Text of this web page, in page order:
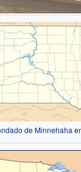
de Minnehaha